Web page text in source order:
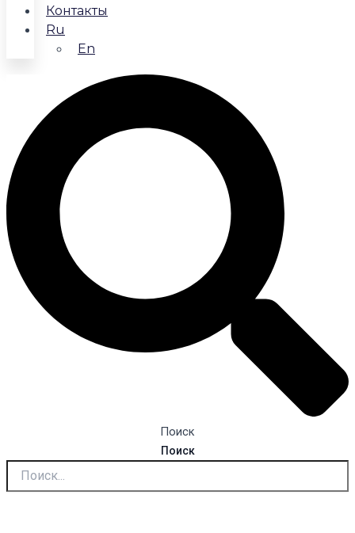
Контакты
Ru
En
Поиск
Поиск